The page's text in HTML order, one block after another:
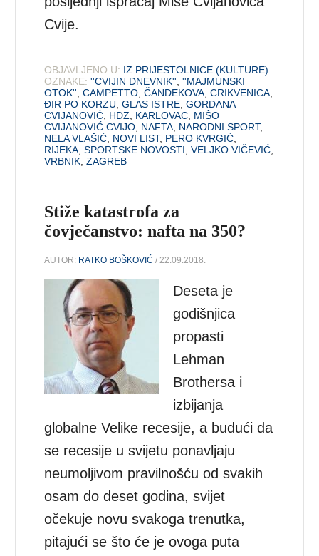
Cvije.
OBJAVLJENO U: IZ PRIJESTOLNICE (KULTURE)
OZNAKE: ''CVIJIN DNEVNIK'',''MAJMUNSKI
OTOK'',CAMPETTO,ČANDEKOVA,CRIKVENICA,
ĐIR PO KORZU,GLAS ISTRE,GORDANA
CVIJANOVIĆ, HDZ, KARLOVAC, MIŠO
CVIJANOVIĆ CVIJO, NAFTA, NARODNI SPORT,
NELA VLAŠIĆ, NOVI LIST, PERO KVRGIĆ,
RIJEKA,SPORTSKE NOVOSTI,VELJKO VIČEVIĆ,
VRBNIK,ZAGREB
Stiže katastrofa za
čovječanstvo: nafta na 350?
AUTOR: RATKO BOŠKOVIĆ / 22.09.2018.
Deseta je
godišnjica
propasti
Lehman
Brothersa i
izbijanja
globalne Velike recesije, a budući da
se recesije u svijetu ponavljaju
neumoljivom pravilnošću od svakih
osam do deset godina, svijet
očekuje novu svakoga trenutka,
pitajući se što će je ovoga puta